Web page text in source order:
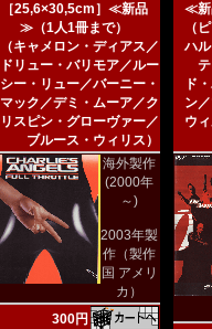
［25,6×30,5cm］≪新品
≫（1人1冊まで）
（キャメロン・ディアス／
ドリュー・バリモア／ルー
シー・リュー／バーニー・
マック／デミ・ムーア／ク
リスピン・グローヴァー／
ブルース・ウィリス）
海外製作
(2000年
～)
2003年製
作（製作
国 アメリ
カ）
300円
≪新
（
ハ
ド
ン
ウ